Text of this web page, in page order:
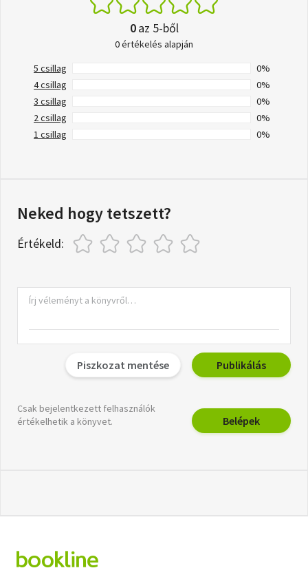
0az 5-ből
0 értékelés alapján
5 csillag
0%
4 csillag
0%
3 csillag
0%
2 csillag
0%
1 csillag
0%
Neked hogy tetszett?
Értékeld:
Piszkozat mentése Publikálás
Csak bejelentkezett felhasználók
értékelhetik a könyvet.
Belépek